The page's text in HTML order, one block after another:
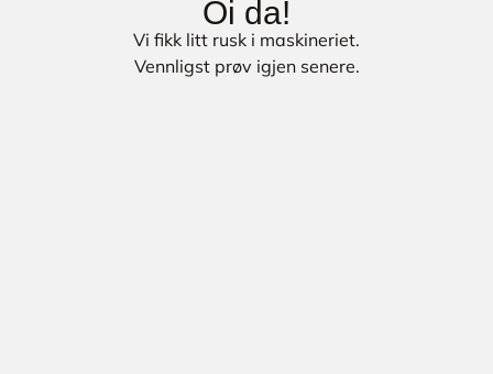
Oi da!
Vi fikk litt rusk i maskineriet.
Vennligst prøv igjen senere.